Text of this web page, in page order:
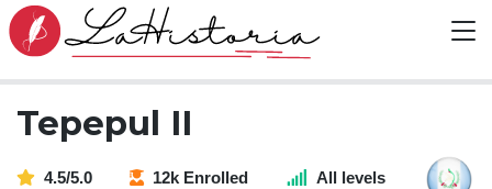
Tepepul II
4.5/5.0 12k Enrolled All levels